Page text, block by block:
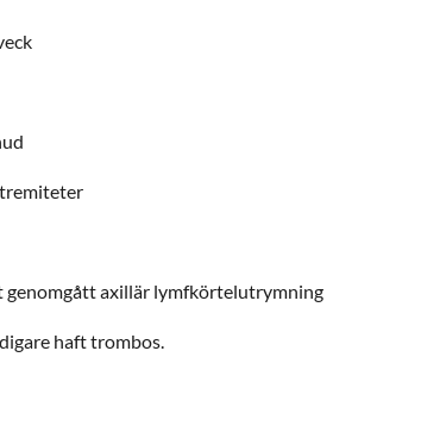
genomgått axillär lymfkörtelutrymning
haft trombos.